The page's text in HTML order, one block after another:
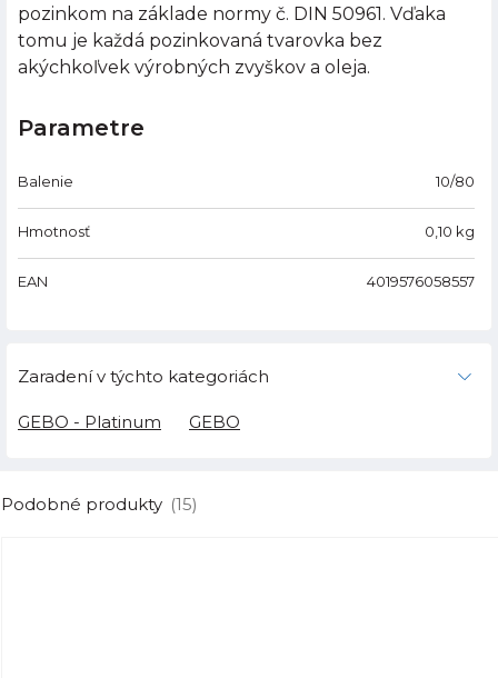
pozinkom na základe normy č. DIN 50961. Vďaka
tomu je každá pozinkovaná tvarovka bez
akýchkoľvek výrobných zvyškov a oleja.
Parametre
Balenie 10/80
Hmotnosť 0,10 kg
EAN 4019576058557
Zaradení v týchto kategoriách
GEBO - Platinum GEBO
Podobné produkty (15)